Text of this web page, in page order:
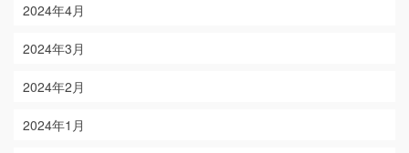
2024年4月
2024年3月
2024年2月
2024年1月